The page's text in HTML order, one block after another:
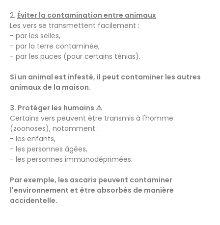
2. Éviter la contamination entre animaux
Les vers se transmettent facilement :
- par les selles,
- par la terre contaminée,
- par les puces (pour certains ténias).
Si un animal est infesté, il peut contaminer les autres
animaux de la maison.
3. Protéger les humains ⚠️
Certains vers peuvent être transmis à l'homme
(zoonoses), notamment :
- les enfants,
- les personnes âgées,
- les personnes immunodéprimées.
Par exemple, les ascaris peuvent contaminer
l'environnement et être absorbés de manière
accidentelle.